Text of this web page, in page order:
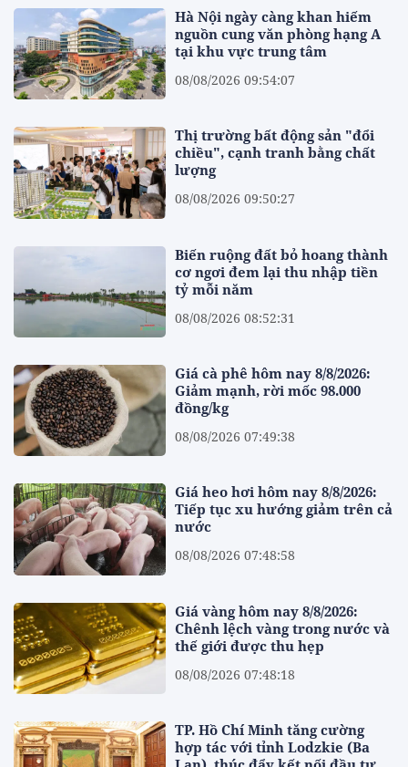
Hà Nội ngày càng khan hiếm
nguồn cung văn phòng hạng A
tại khu vực trung tâm
08/08/2026 09:54:07
Thị trường bất động sản "đổi
chiều", cạnh tranh bằng chất
lượng
08/08/2026 09:50:27
Biến ruộng đất bỏ hoang thành
cơ ngơi đem lại thu nhập tiền
tỷ mỗi năm
08/08/2026 08:52:31
Giá cà phê hôm nay 8/8/2026:
Giảm mạnh, rời mốc 98.000
đồng/kg
08/08/2026 07:49:38
Giá heo hơi hôm nay 8/8/2026:
Tiếp tục xu hướng giảm trên cả
nước
08/08/2026 07:48:58
Giá vàng hôm nay 8/8/2026:
Chênh lệch vàng trong nước và
thế giới được thu hẹp
08/08/2026 07:48:18
TP. Hồ Chí Minh tăng cường
hợp tác với tỉnh Lodzkie (Ba